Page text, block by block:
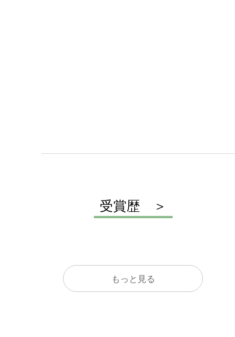
受賞歴
もっと見る